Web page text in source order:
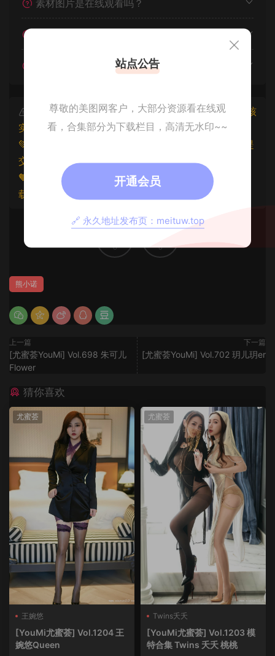
素材图片是在线观看吗？
遇见其他问题怎么办？
本文资源仅供个人参考学习，请勿批量搬运，一经核
实将封禁账号权限！
💚本文资源均来源网友分享，若侵犯了您的权益可以提
交工单处理。
🧡原文链接：
https://www.znjxg.com/800.html
载请注明出处。
0 0
熊小诺
上一篇
[尤蜜荟YouMi] Vol.698 朱可儿
Flower
下一篇
[尤蜜荟YouMi] Vol.702 玥儿玥er
猜你喜欢
尤蜜荟
王婉悠
[YouMi尤蜜荟] Vol.1204 王
婉悠Queen
尤蜜荟
Twins夭夭
[YouMi尤蜜荟] Vol.1203 模
特合集 Twins 夭夭 桃桃
站点公告
尊敬的美图网客户，大部分资源看在线观
看，合集部分为下载栏目，高清无水印~~
开通会员
🔗 永久地址发布页：meituw.top